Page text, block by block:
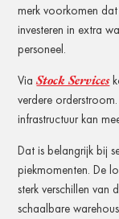
merk voorkomen
investeren in extra
personeel.
ViaStock Services
verdere
infrastructuur kan
Dat is belangrijk bij
piekmomenten. De
sterk verschillen van
schaalbare